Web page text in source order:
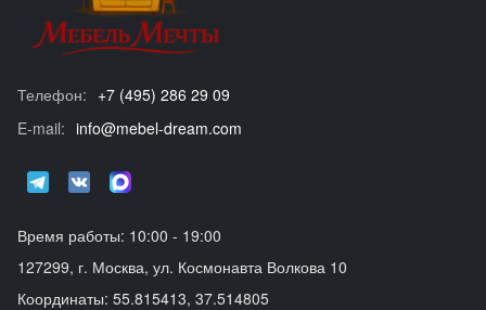
Телефон: +7 (495) 286 29 09
E-mail: info@mebel-dream.com
Время работы: 10:00 - 19:00
127299, г. Москва, ул. Космонавта Волкова 10
Координаты: 55.815413, 37.514805